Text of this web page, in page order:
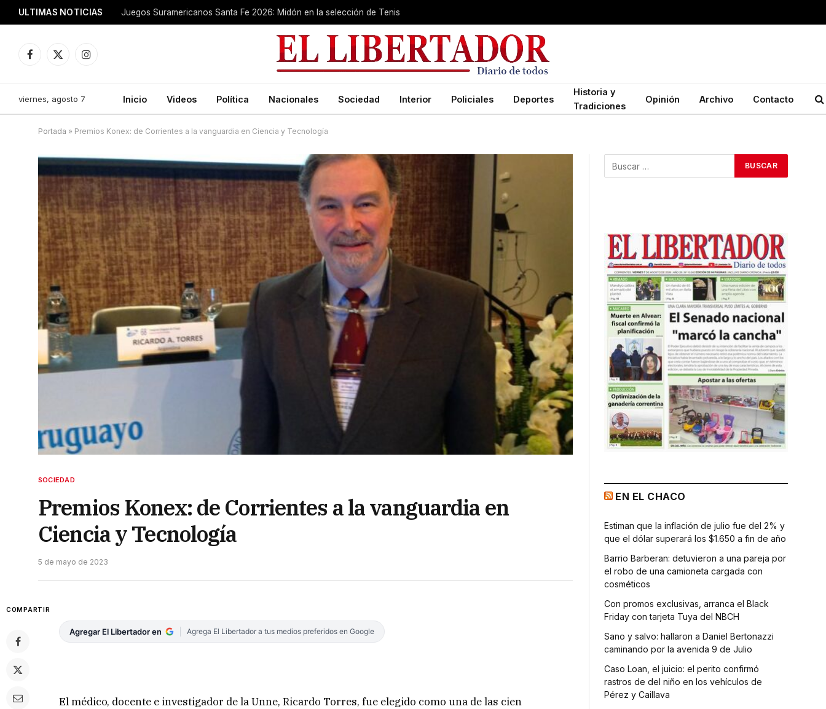
ULTIMAS NOTICIAS Juegos Suramericanos Santa Fe 2026: Midón en la selección de Tenis
Facebook
X
Instagram
viernes, agosto 7 Inicio Videos Política Nacionales Sociedad Interior Policiales Deportes
Historia y
Tradiciones
Opinión Archivo Contacto
Portada » Premios Konex: de Corrientes a la vanguardia en Ciencia y Tecnología
SOCIEDAD
Premios Konex: de Corrientes a la vanguardia en
Ciencia y Tecnología
5 de mayo de 2023
COMPARTIR
Agregar El Libertador en Agrega El Libertador a tus medios preferidos en Google
El médico, docente e investigador de la Unne, Ricardo Torres, fue elegido como una de las cien
EN EL CHACO
Estiman que la inflación de julio fue del 2% y
que el dólar superará los $1.650 a fin de año
Barrio Barberan: detuvieron a una pareja por
el robo de una camioneta cargada con
cosméticos
Con promos exclusivas, arranca el Black
Friday con tarjeta Tuya del NBCH
Sano y salvo: hallaron a Daniel Bertonazzi
caminando por la avenida 9 de Julio
Caso Loan, el juicio: el perito confirmó
rastros de del niño en los vehículos de
Pérez y Caillava